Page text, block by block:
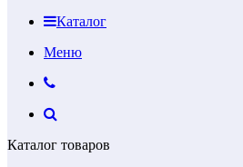
Каталог
Меню
Каталог товаров